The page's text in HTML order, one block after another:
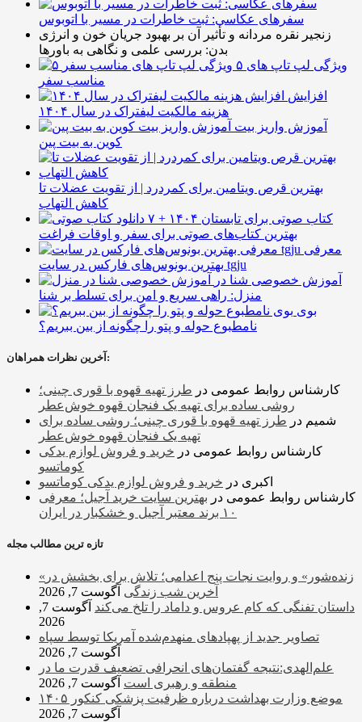
سفرهای عکاسی: ثبت خاطرات در مسیر با اتوبوس
زنجیر نقره مردانه و تأثیر آن بر بهبود جریان خون و انرژی
بدن: بررسی علمی و نگاهی به باورها
۵ ویژگی لپ تاپ های
مناسب سفر
افزایش
هزینه مالکیت لیفتراک در سال ۱۴۰۴
آموزش واریز بیت
کوین به بیت پین
بهترین قرص ویتامین برای کمردرد | از تقویت عضلات تا
کاهش التهاب
۷ کتاب صوتی برای تابستان ۱۴۰۴ +
بهترین کتاب‌های صوتی برای سفر و اوقات فراغت
معرفی
بهترین بونوس‌های فارکس در سایت tgju
آموزش خصوصی شنا در
منزل: راهی سریع و امن برای تسلط بر شنا
بوی
نامطبوع حوله و پتو را چگونه از بین ببریم؟
آخرین نظرات همراهان:
کارشناس روابط عمومی در طرز تهیه قهوه با قوری چینی؛
روشی ساده برای تهیه یک فنجان قهوه خوش‌عطر
شمیم در طرز تهیه قهوه با قوری چینی؛ روشی ساده برای
تهیه یک فنجان قهوه خوش‌عطر
کارشناس روابط عمومی در خرید و فروش لوازم یدکی
کوماتسو
اکبری در خرید و فروش لوازم یدکی کوماتسو
کارشناس روابط عمومی در بهترین سایت خرید آجیل؛ معرفی
۱۰ برند معتبر آجیل و خشکبار در ایران
تازه ترین مطالب مجله
«زنده‌شور» و روایت نجات پنج اعدامی؛ تلاش برای بخشش در
آخرین شب زندگی آگوست 7, 2026
داستان تفنگی که کام عروس و داماد را تلخ می‌کند
آگوست 7,
2026
تصاویر جدید از پهپادهای منهدم‌شده آمریکا توسط سپاه
آگوست 7, 2026
علم‌الهدی:نتیجه گفتمان‌های انحرافی تضعیف قدرت ما در
منطقه و رهبری است آگوست 7, 2026
موضع وزارت بهداشت درباره ظرفیت پزشکی کنکور ۱۴۰۵
آگوست 7, 2026